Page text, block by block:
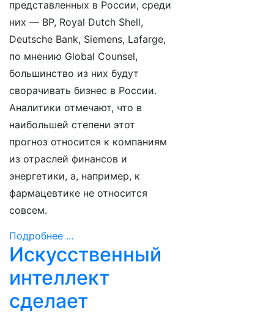
представленных в России, среди
них — BP, Royal Dutch Shell,
Deutsche Bank, Siemens, Lafarge,
по мнению Global Counsel,
большинство из них будут
сворачивать бизнес в России.
Аналитики отмечают, что в
наибольшей степени этот
прогноз относится к компаниям
из отраслей финансов и
энергетики, а, например, к
фармацевтике не относится
совсем.
Подробнее ...
Искусственный
интеллект
сделает